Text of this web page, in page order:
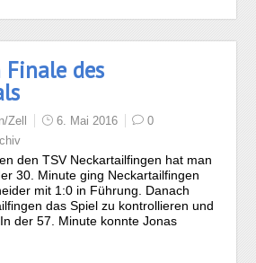
des
Zell 6. Mai 2016
0
den TSV Neckartailfingen hat man
30. Minute ging Neckartailfingen
mit 1:0 in Führung. Danach
das Spiel zu kontrollieren und
der 57. Minute konnte Jonas